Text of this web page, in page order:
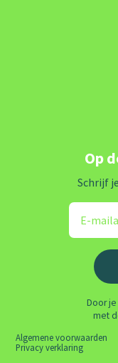
Op
Schrijf
Door
met
Algemene voorwaarden
Privacy verklaring